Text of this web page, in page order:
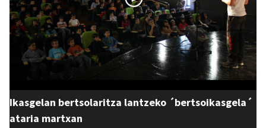
Ikasgelan bertsolaritza lantzeko ´bertsoikasgela´
ataria martxan